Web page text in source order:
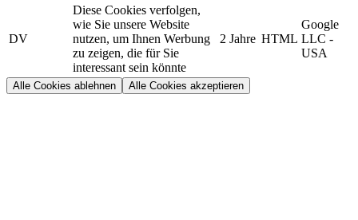
DV
Diese Cookies verfolgen,
wie Sie unsere Website
nutzen, um Ihnen Werbung
zu zeigen, die für Sie
interessant sein könnte
2 Jahre HTML
Google
LLC -
USA
Alle Cookies ablehnen Alle Cookies akzeptieren